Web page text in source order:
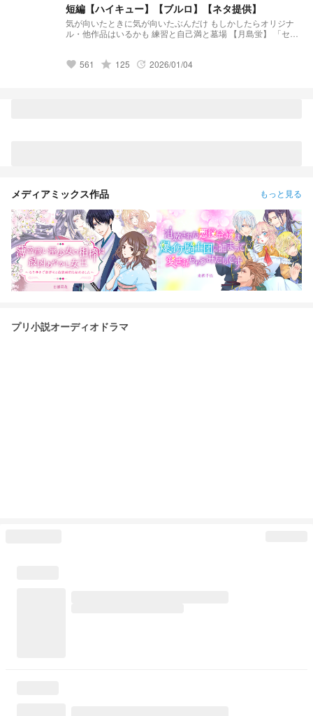
短編【ハイキュー】【ブルロ】【ネタ提供】
気が向いたときに気が向いたぶんだけ もしかしたらオリジナ
ル・他作品はいるかも 練習と自己満と墓場 【月島蛍】 「セレ
治】 「先輩、まだ独り身なんすか？(笑)」 小説になりました↓
favorite 561 grade 125 update 2026/01/04
メディアミックス作品 もっと見る
プリ小説オーディオドラマ